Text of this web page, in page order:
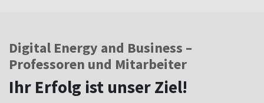
Digital Energy and Business –
Professoren und Mitarbeiter
Ihr Erfolg ist unser Ziel!